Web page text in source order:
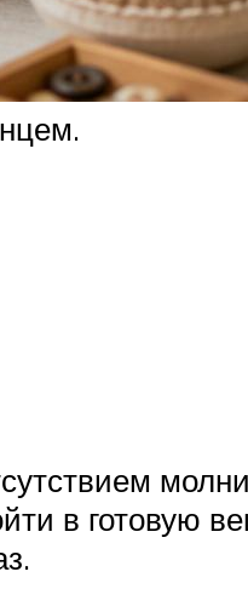
в готовую